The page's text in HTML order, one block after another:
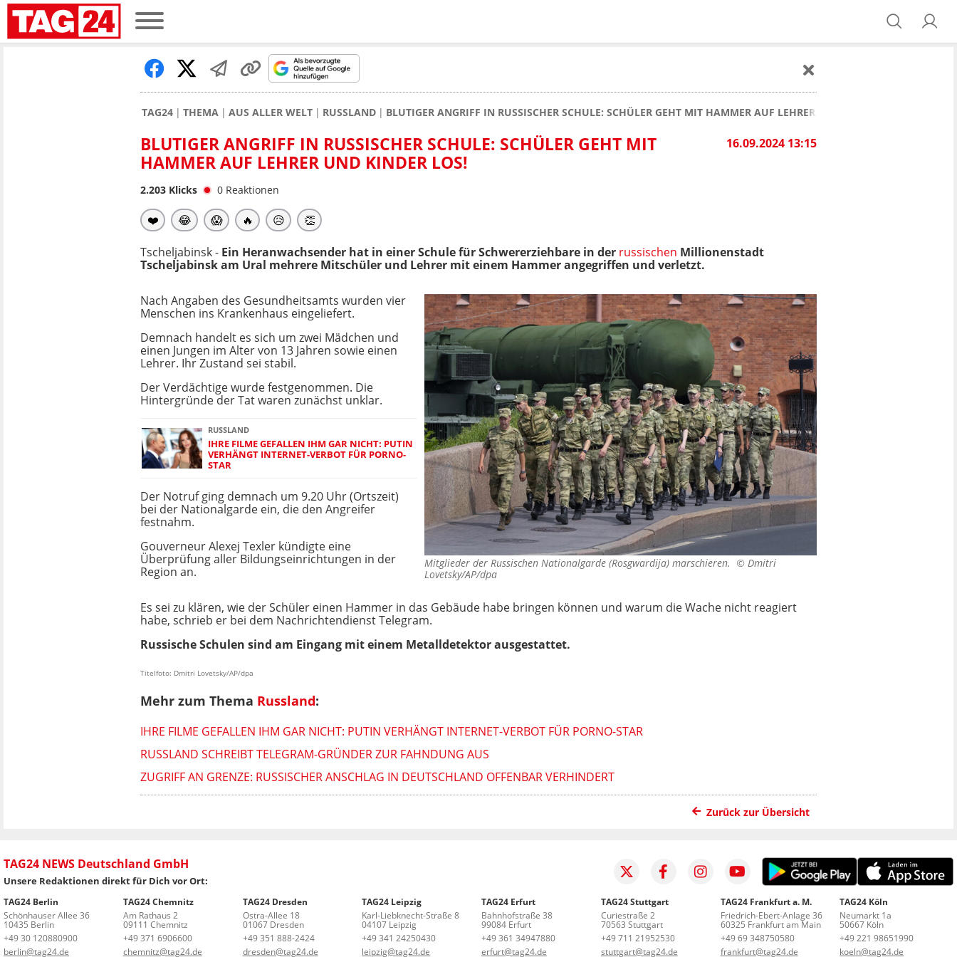
TAG24 THEMA AUS ALLER WELT RUSSLAND BLUTIGER ANGRIFF IN RUSSISCHER SCHULE: SCHÜLER GEHT MIT HAMMER AUF LEHRER UND KINDER LOS!
16.09.2024 13:15
BLUTIGER ANGRIFF IN RUSSISCHER SCHULE: SCHÜLER GEHT MIT
HAMMER AUF LEHRER UND KINDER LOS!
2.203 Klicks 0 Reaktionen
❤️ 😂 😱 🔥 😥 👏
Tscheljabinsk - Ein Heranwachsender hat in einer Schule für Schwererziehbare in der russischen Millionenstadt
Tscheljabinsk am Ural mehrere Mitschüler und Lehrer mit einem Hammer angegriffen und verletzt.
Mitglieder der Russischen Nationalgarde (Rosgwardija) marschieren. © Dmitri
Lovetsky/AP/dpa
Nach Angaben des Gesundheitsamts wurden vier
Menschen ins Krankenhaus eingeliefert.
Demnach handelt es sich um zwei Mädchen und
einen Jungen im Alter von 13 Jahren sowie einen
Lehrer. Ihr Zustand sei stabil.
Der Verdächtige wurde festgenommen. Die
Hintergründe der Tat waren zunächst unklar.
RUSSLAND
IHRE FILME GEFALLEN IHM GAR NICHT: PUTIN
VERHÄNGT INTERNET-VERBOT FÜR PORNO-
STAR
Der Notruf ging demnach um 9.20 Uhr (Ortszeit)
bei der Nationalgarde ein, die den Angreifer
festnahm.
Gouverneur Alexej Texler kündigte eine
Überprüfung aller Bildungseinrichtungen in der
Region an.
Es sei zu klären, wie der Schüler einen Hammer in das Gebäude habe bringen können und warum die Wache nicht reagiert
habe, schrieb er bei dem Nachrichtendienst Telegram.
Russische Schulen sind am Eingang mit einem Metalldetektor ausgestattet.
Titelfoto: Dmitri Lovetsky/AP/dpa
Mehr zum Thema Russland:
IHRE FILME GEFALLEN IHM GAR NICHT: PUTIN VERHÄNGT INTERNET-VERBOT FÜR PORNO-STAR
RUSSLAND SCHREIBT TELEGRAM-GRÜNDER ZUR FAHNDUNG AUS
ZUGRIFF AN GRENZE: RUSSISCHER ANSCHLAG IN DEUTSCHLAND OFFENBAR VERHINDERT
Zurück zur Übersicht
TAG24 NEWS Deutschland GmbH
Unsere Redaktionen direkt für Dich vor Ort:
TAG24 Berlin
Schönhauser Allee 36
10435 Berlin
+49 30 120880900
berlin@tag24.de
TAG24 Chemnitz
Am Rathaus 2
09111 Chemnitz
+49 371 6906600
chemnitz@tag24.de
TAG24 Dresden
Ostra-Allee 18
01067 Dresden
+49 351 888-2424
dresden@tag24.de
TAG24 Leipzig
Karl-Liebknecht-Straße 8
04107 Leipzig
+49 341 24250430
leipzig@tag24.de
TAG24 Erfurt
Bahnhofstraße 38
99084 Erfurt
+49 361 34947880
erfurt@tag24.de
TAG24 Stuttgart
Curiestraße 2
70563 Stuttgart
+49 711 21952530
stuttgart@tag24.de
TAG24 Frankfurt a. M.
Friedrich-Ebert-Anlage 36
60325 Frankfurt am Main
+49 69 348750580
frankfurt@tag24.de
TAG24 Köln
Neumarkt 1a
50667 Köln
+49 221 98651990
koeln@tag24.de